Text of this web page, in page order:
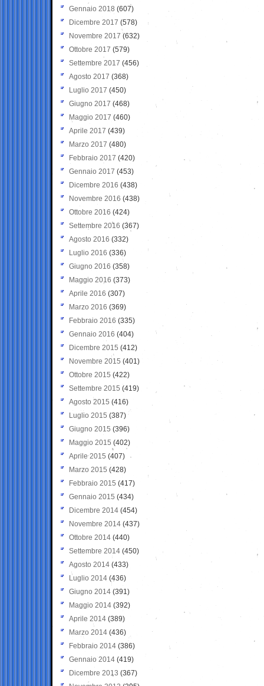
Gennaio 2018 (607)
Dicembre 2017 (578)
Novembre 2017 (632)
Ottobre 2017 (579)
Settembre 2017 (456)
Agosto 2017 (368)
Luglio 2017 (450)
Giugno 2017 (468)
Maggio 2017 (460)
Aprile 2017 (439)
Marzo 2017 (480)
Febbraio 2017 (420)
Gennaio 2017 (453)
Dicembre 2016 (438)
Novembre 2016 (438)
Ottobre 2016 (424)
Settembre 2016 (367)
Agosto 2016 (332)
Luglio 2016 (336)
Giugno 2016 (358)
Maggio 2016 (373)
Aprile 2016 (307)
Marzo 2016 (369)
Febbraio 2016 (335)
Gennaio 2016 (404)
Dicembre 2015 (412)
Novembre 2015 (401)
Ottobre 2015 (422)
Settembre 2015 (419)
Agosto 2015 (416)
Luglio 2015 (387)
Giugno 2015 (396)
Maggio 2015 (402)
Aprile 2015 (407)
Marzo 2015 (428)
Febbraio 2015 (417)
Gennaio 2015 (434)
Dicembre 2014 (454)
Novembre 2014 (437)
Ottobre 2014 (440)
Settembre 2014 (450)
Agosto 2014 (433)
Luglio 2014 (436)
Giugno 2014 (391)
Maggio 2014 (392)
Aprile 2014 (389)
Marzo 2014 (436)
Febbraio 2014 (386)
Gennaio 2014 (419)
Dicembre 2013 (367)